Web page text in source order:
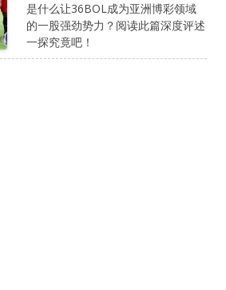
是什么让36BOL成为亚洲博彩领域
的一股强劲势力？阅读此篇深度评述
一探究竟吧！